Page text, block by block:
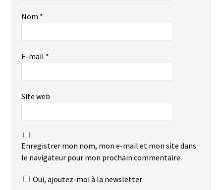
Nom *
E-mail *
Site web
Enregistrer mon nom, mon e-mail et mon site dans
le navigateur pour mon prochain commentaire.
Oui, ajoutez-moi à la newsletter